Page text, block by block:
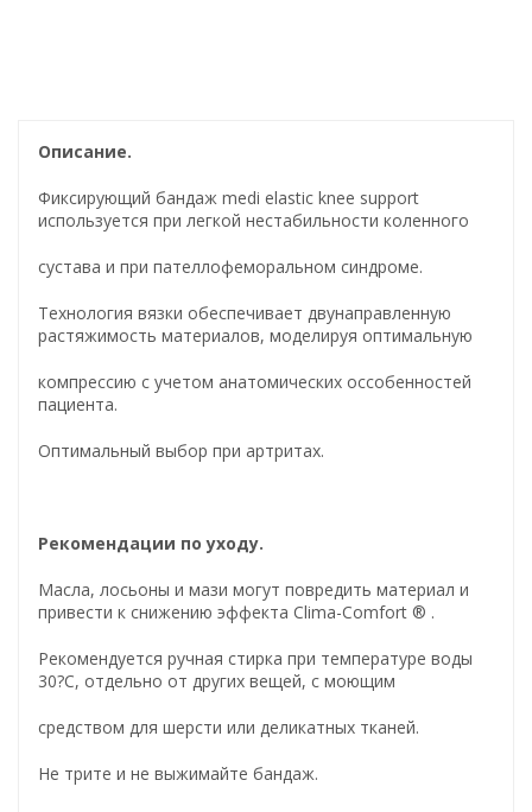
Описание.
Фиксирующий бандаж medi elastic knee support
используется при легкой нестабильности коленного
сустава и при пателлофеморальном синдроме.
Технология вязки обеспечивает двунаправленную
растяжимость материалов, моделируя оптимальную
компрессию с учетом анатомических оссобенностей
пациента.
Оптимальный выбор при артритах.
Рекомендации по уходу.
Масла, лосьоны и мази могут повредить материал и
привести к снижению эффекта Clima-Comfort ® .
Рекомендуется ручная стирка при температуре воды
30?С, отдельно от других вещей, с моющим
средством для шерсти или деликатных тканей.
Не трите и не выжимайте бандаж.